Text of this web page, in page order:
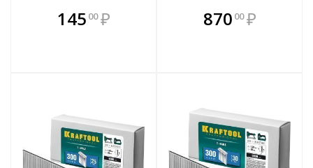
145 00 ₽
В комплекте
всегда выгоднее!
В комплекте
всегда выгоднее!
870 00 ₽